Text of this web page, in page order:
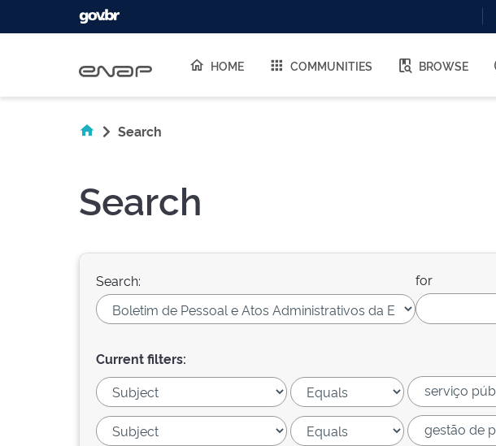
HOME COMMUNITIES BROWSE
Search
Search
Search: for
Current filters: